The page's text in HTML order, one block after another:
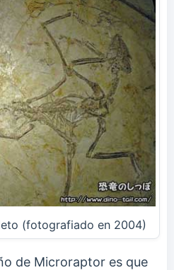
(fotografiado en 2004)
de Microraptor es que